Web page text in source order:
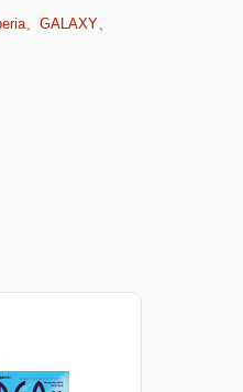
、GALAXY、